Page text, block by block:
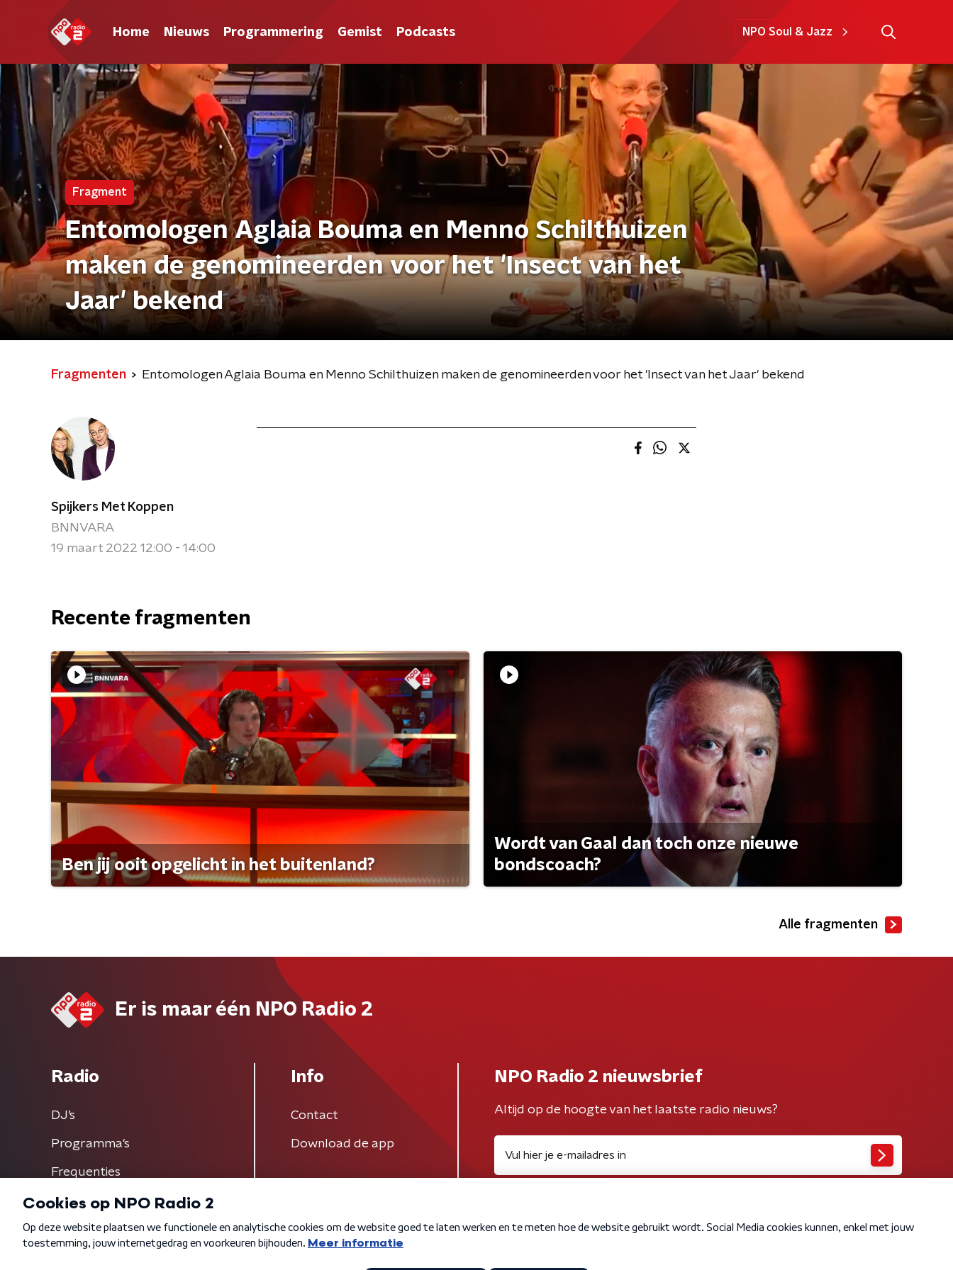
Home Nieuws Programmering Gemist Podcasts NPO Soul & Jazz
Fragment
Entomologen Aglaia Bouma en Menno Schilthuizen
maken de genomineerden voor het 'Insect van het
Jaar' bekend
Fragmenten Entomologen Aglaia Bouma en Menno Schilthuizen maken de genomineerden voor het 'Insect van het Jaar' bekend
Spijkers Met Koppen
BNNVARA
19 maart 2022 12:00 - 14:00
Recente fragmenten
Ben jij ooit opgelicht in het buitenland?
Wordt van Gaal dan toch onze nieuwe
bondscoach?
Alle fragmenten
Er is maar één NPO Radio 2
Radio
DJ’s
Programma's
Frequenties
Info
Contact
Download de app
NPO Radio 2 nieuwsbrief
Altijd op de hoogte van het laatste radio nieuws?
Algemene voorwaarden Privacybeleid